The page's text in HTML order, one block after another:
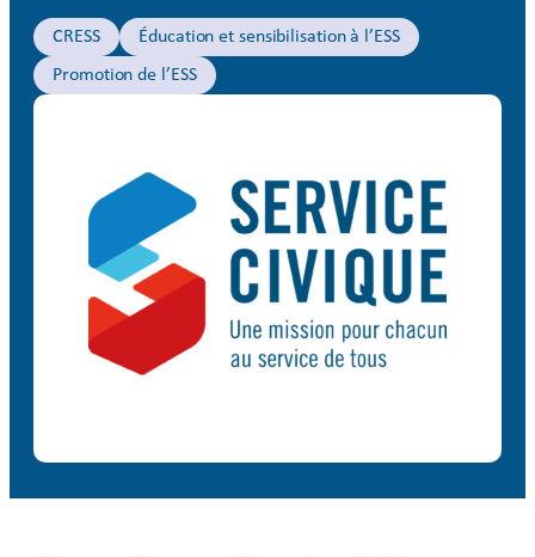
CRESS Éducation et sensibilisation à l’ESS
Promotion de l’ESS